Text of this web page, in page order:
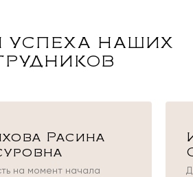
УСПЕХА НАШИХ
Расина
на момент начала